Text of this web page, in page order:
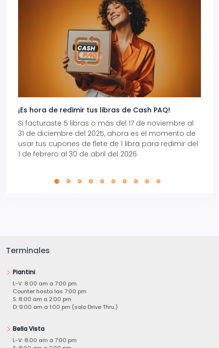
¡Es hora de redimir tus libras de Cash PAQ!
Si facturaste 5 libras o más del 17 de noviembre al
31 de diciembre del 2025, ahora es el momento de
usar tus cupones de flete de 1 libra para redimir del
1 de febrero al 30 de abril del 2026.
Terminales
Piantini
L-V: 8:00 am a 7:00 pm
Counter hasta las 7:00 pm
S: 8:00 am a 2:00 pm
D: 9:00 am a 1:00 pm (solo Drive Thru.)
Bella Vista
L-V: 8:00 am a 7:00 pm